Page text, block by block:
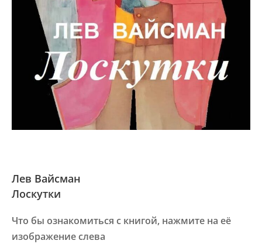
Лев Вайсман
Лоскутки
Что бы ознакомиться с книгой, нажмите на её
изображение слева